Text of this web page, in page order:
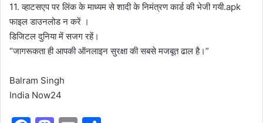
11. व्हाटसएप पर लिंक के माध्यम से शादी के निमंत्रण कार्ड की भेजी गयी.apk
फाइल डाउनलोड न करें ।
डिजिटल दुनिया में सजग रहें।
“जागरूकता ही आपकी ऑनलाइन सुरक्षा की सबसे मजबूत ढाल है।”
Balram Singh
India Now24